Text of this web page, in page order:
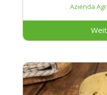
Azienda